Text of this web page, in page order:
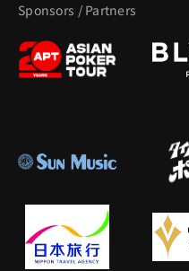
Sponsors / Partners